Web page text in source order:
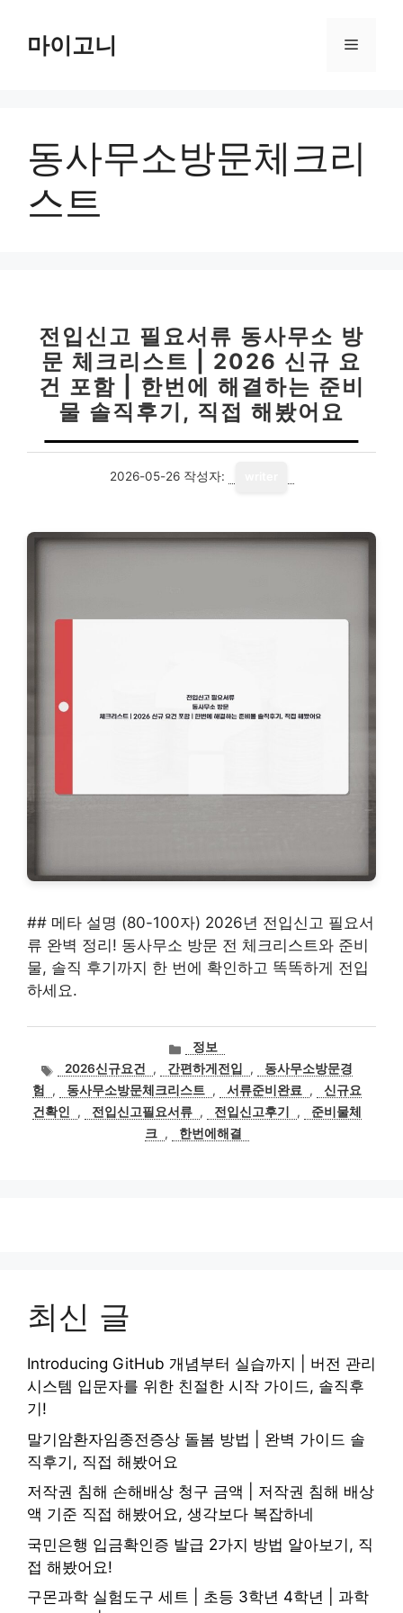
마이고니 메
동사무소방문체크리
스트
전입신고 필요서류 동사무소 방
문 체크리스트 | 2026 신규 요
건 포함 | 한번에 해결하는 준비
물 솔직후기, 직접 해봤어요
2026-05-26 작성자:
## 메타 설명 (80-100자) 2026년 전입신고 필요서
류 완벽 정리! 동사무소 방문 전 체크리스트와 준비
물, 솔직 후기까지 한 번에 확인하고 똑똑하게 전입
하세요.
카
테
고
리
정보
태
그
2026신규요건 , 간편하게전입 ,
동사무소방문경
험
, 동사무소방문체크리스트 , 서류준비완료 ,
신규요
건확인
, 전입신고필요서류 , 전입신고후기 ,
준비물체
크 , 한번에해결
최신 글
Introducing GitHub 개념부터 실습까지 | 버전 관리
시스템 입문자를 위한 친절한 시작 가이드, 솔직후
기!
말기암환자임종전증상 돌봄 방법 | 완벽 가이드 솔
직후기, 직접 해봤어요
저작권 침해 손해배상 청구 금액 | 저작권 침해 배상
액 기준 직접 해봤어요, 생각보다 복잡하네
국민은행 입금확인증 발급 2가지 방법 알아보기, 직
접 해봤어요!
구몬과학 실험도구 세트 | 초등 3학년 4학년 | 과학